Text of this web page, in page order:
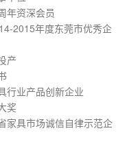
年资深会员
2015年度东莞市优秀企
产
行业产品创新企业
奖
家具市场诚信自律示范企